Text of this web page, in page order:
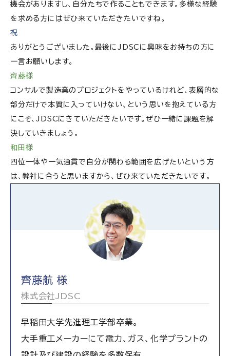
機会がありますし、自分たちで作ることもできます。多様な経験
を求める方にはぜひ来ていただきたいですね。
祝
ありがとうございました。最後にJDSCに興味をお持ちの方に
一言お願いします。
齊藤様
コンサルで製造業のプロジェクトをやっているけれど、表層的な
部分だけで本質に入っていけない、という思いを抱えている方
にこそ、JDSCにきていただきたいです。ぜひ一緒に課題を解
決していきましょう。
和田様
四位一体や一気通貫で自分が関わる範囲を広げたいという方
は、弊社に合うと思いますから、ぜひ来ていただきたいです。
齊藤航 様
株式会社JDSC
早稲田大学先進理工学部卒業。
大手重工メーカーにて電力、ガス、化学プラントの